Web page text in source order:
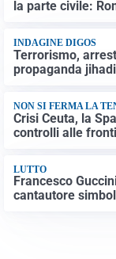
la parte civile:
INDAGINE DIGOS
Terrorismo,
propaganda
NON SI FERMA LA
Crisi Ceuta, la
controlli alle
LUTTO
Francesco
cantautore